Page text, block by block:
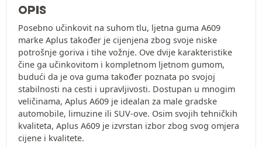
OPIS
Posebno učinkovit na suhom tlu, ljetna guma A609
marke Aplus također je cijenjena zbog svoje niske
potrošnje goriva i tihe vožnje. Ove dvije karakteristike
čine ga učinkovitom i kompletnom ljetnom gumom,
budući da je ova guma također poznata po svojoj
stabilnosti na cesti i upravljivosti. Dostupan u mnogim
veličinama, Aplus A609 je idealan za male gradske
automobile, limuzine ili SUV-ove. Osim svojih tehničkih
kvaliteta, Aplus A609 je izvrstan izbor zbog svog omjera
cijene i kvalitete.